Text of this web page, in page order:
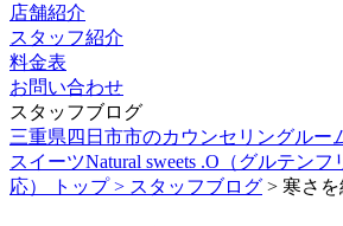
店舗紹介
スタッフ紹介
料金表
お問い合わせ
スタッフブログ
三重県四日市市のカウンセリングルー
スイーツNatural sweets .O（グルテン
応） トップ > スタッフブログ > 寒さ